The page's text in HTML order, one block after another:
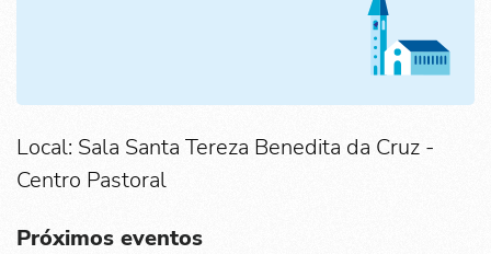
Local: Sala Santa Tereza Benedita da Cruz -
Centro Pastoral
Próximos eventos